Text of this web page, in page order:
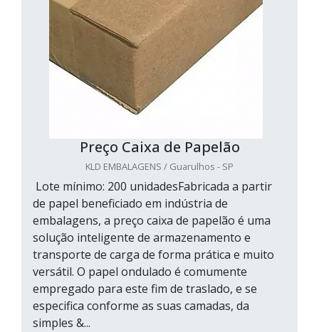
Preço Caixa de Papelão
KLD EMBALAGENS / Guarulhos - SP
Lote mínimo: 200 unidadesFabricada a partir
de papel beneficiado em indústria de
embalagens, a preço caixa de papelão é uma
solução inteligente de armazenamento e
transporte de carga de forma prática e muito
versátil. O papel ondulado é comumente
empregado para este fim de traslado, e se
especifica conforme as suas camadas, da
simples &...